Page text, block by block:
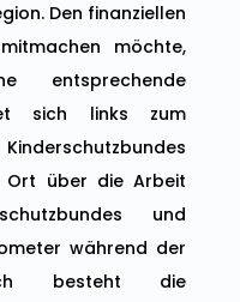
Den finanziellen
möchte,
entsprechende
sich links zum
Ort über die Arbeit
und
während der
besteht die